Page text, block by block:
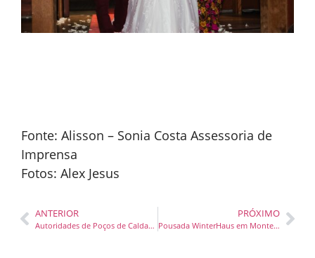
Fonte: Alisson – Sonia Costa Assessoria de
Imprensa
Fotos: Alex Jesus
ANTERIOR
Autoridades de Poços de Caldas recepcionaram o produtor e fotojornalista Denny Silva
PRÓXIMO
Pousada WinterHaus em Monte Verde